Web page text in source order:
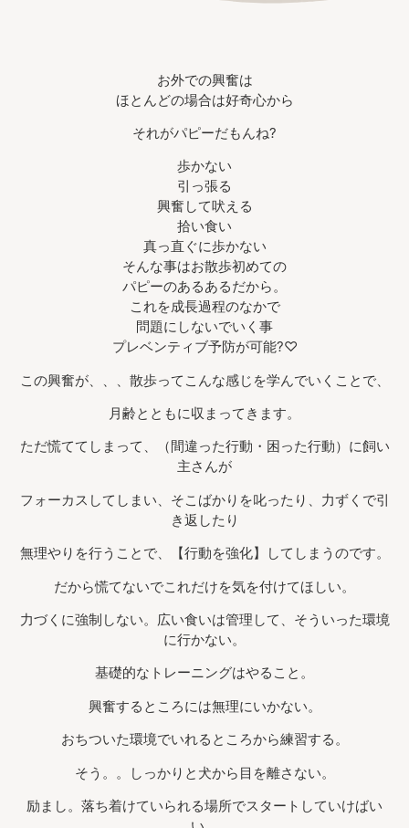
お外での興奮は
ほとんどの場合は好奇心から
それがパピーだもんね?
歩かない
引っ張る
興奮して吠える
拾い食い
真っ直ぐに歩かない
そんな事はお散歩初めての
パピーのあるあるだから。
これを成長過程のなかで
問題にしないでいく事
プレベンティブ予防が可能?♡
この興奮が、、、散歩ってこんな感じを学んでいくことで、
月齢とともに収まってきます。
ただ慌ててしまって、（間違った行動・困った行動）に飼い
主さんが
フォーカスしてしまい、そこばかりを叱ったり、力ずくで引
き返したり
無理やりを行うことで、【行動を強化】してしまうのです。
だから慌てないでこれだけを気を付けてほしい。
力づくに強制しない。広い食いは管理して、そういった環境
に行かない。
基礎的なトレーニングはやること。
興奮するところには無理にいかない。
おちついた環境でいれるところから練習する。
そう。。しっかりと犬から目を離さない。
励まし。落ち着けていられる場所でスタートしていけばい